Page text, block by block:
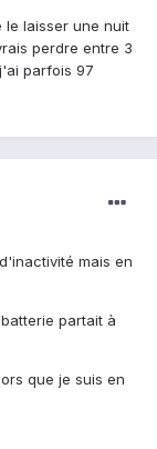
le laisser une nuit
perdre entre 3
parfois 97
mais en
partait à
que je suis en